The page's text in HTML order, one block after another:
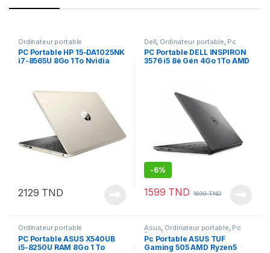
Ordinateur portable
PC Portable HP 15-DA1025NK
i7-8565U 8Go 1To Nvidia
2129 TND
Dell Ordinateur portable Pc
Portable
PC Portable DELL INSPIRON
3576 i5 8è Gén 4Go 1To AMD
-6%
1599 TND 1699TND
Ordinateur portable
PC Portable ASUS X540UB
i5-8250U RAM 8Go 1 To
Asus, Ordinateur portable, Pc
Portable
Pc Portable ASUS TUF
Gaming 505 AMD Ryzen5